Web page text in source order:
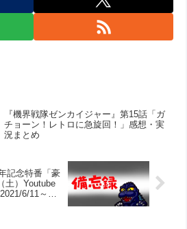
『機界戦隊ゼンカイジャー』第15話「ガ
チョーン！レトロに急旋回！」感想・実
況まとめ
記念特番「豪
土）Youtube
6/11～